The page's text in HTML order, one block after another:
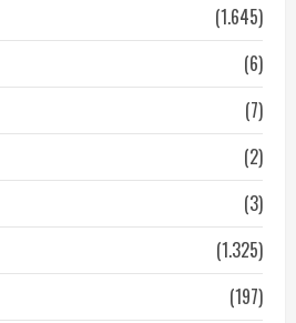
(1.645)
(6)
(7)
(2)
(3)
(1.325)
(197)